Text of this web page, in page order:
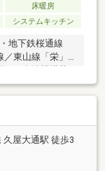
ります◆オート
れています
床暖房
システムキッチン
地下鉄桜通線
東山線「栄」
玄関がすっきり
利用も可能・非
も荷物を受け取
キュリティシス
ー▼設備・床暖
機■ ご希望の住
・・物件の詳
久屋大通駅 徒歩3